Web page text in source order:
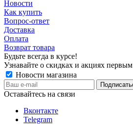
Новости
Как купить
Вопрос-ответ
Доставка
Оплата
Возврат товара
Будьте всегда в курсе!
Узнавайте о скидках и акциях первым
Новости магазина
Оставайтесь на связи
Вконтакте
Telegram